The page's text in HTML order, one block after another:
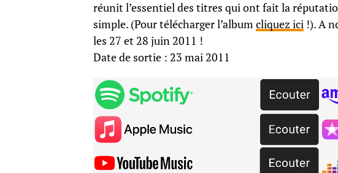
réunit l’essentiel des titres qui ont fait la
simple. (Pour télécharger l’albumcliquez ici !). A
les 27 et 28 juin 2011 !
Date de sortie : 23 mai 2011